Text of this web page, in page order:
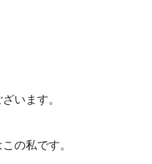
います。
の私です。